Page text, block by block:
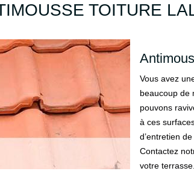
TOITURE
Vous avez
beaucoup de
pouvons
à ces
d’entretien
Contactez
votre terrasse.